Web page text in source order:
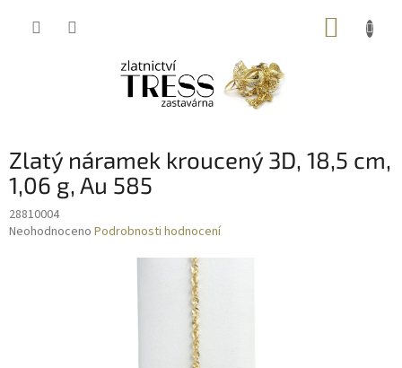
Zlatý náramek kroucený 3D, 18,5 cm,
1,06 g, Au 585
28810004
Průměrné
Neohodnoceno Podrobnosti hodnocení